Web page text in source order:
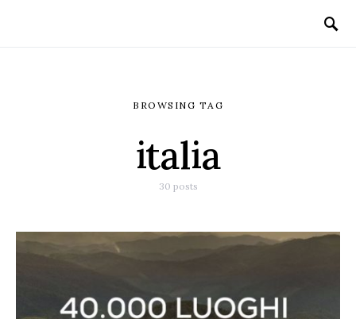
BROWSING TAG
italia
30 posts